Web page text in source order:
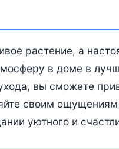
растение, а
в доме в
вы сможете
своим
уютного и